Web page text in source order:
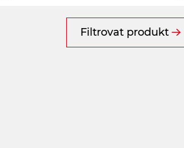
Filtrovat produkt